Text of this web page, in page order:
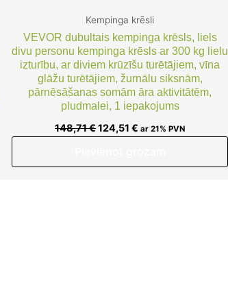
Kempinga krēsli
VEVOR dubultais kempinga krēsls, liels
divu personu kempinga krēsls ar 300 kg lielu
izturību, ar diviem krūzīšu turētājiem, vīna
glāžu turētājiem, žurnālu siksnām,
pārnēsāšanas somām āra aktivitātēm,
pludmalei, 1 iepakojums
148,71€124,51 € ar 21% PVN